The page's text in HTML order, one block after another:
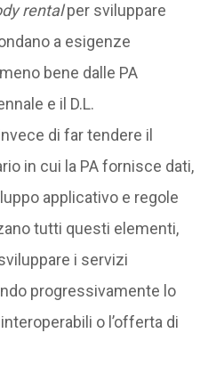
rentalper sviluppare
a esigenze
bene dalle PA
e il D.L.
di far tendere il
in cui la PA fornisce dati,
applicativo e regole
tutti questi elementi,
i servizi
progressivamente lo
o l’offerta di